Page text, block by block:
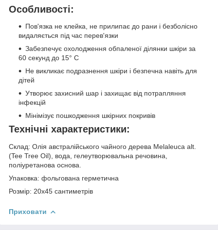
Особливості:
Пов'язка не клейка, не прилипає до рани і безболісно
видаляється під час перев'язки
Забезпечує охолодження обпаленої ділянки шкіри за
60 секунд до 15° C
Не викликає подразнення шкіри і безпечна навіть для
дітей
Утворює захисний шар і захищає від потрапляння
інфекцій
Мінімізує пошкодження шкірних покривів
Технічні характеристики:
Склад: Олія австралійського чайного дерева Melaleuca alt.
(Tee Tree Oil), вода, гелеутворювальна речовина,
поліуретанова основа.
Упаковка: фольгована герметична
Розмір: 20х45 сантиметрів
Приховати